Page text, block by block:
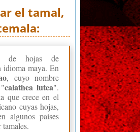
el tamal,
de hojas de
idioma maya. En
, cuyo nombre
"calathea lutea".
que crece en el
cuyas hojas,
algunos países
tamales.